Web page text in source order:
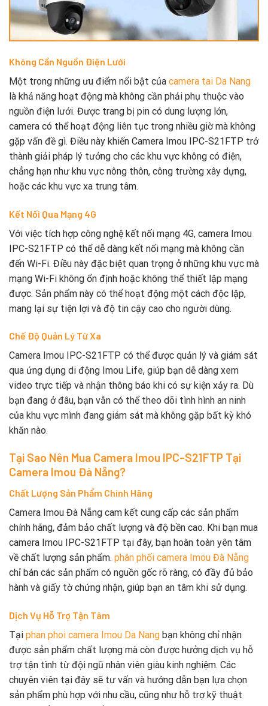
Không Cần Nguồn Điện Lưới
Một trong những ưu điểm nổi bật của camera tai Da Nang
là khả năng hoạt động mà không cần phải phụ thuộc vào
nguồn điện lưới. Được trang bị pin có dung lượng lớn,
camera có thể hoạt động liên tục trong nhiều giờ mà không
gặp vấn đề gì. Điều này khiến Camera Imou IPC-S21FTP trở
thành giải pháp lý tưởng cho các khu vực không có điện,
chẳng hạn như khu vực nông thôn, công trường xây dựng,
hoặc các khu vực xa trung tâm.
Kết Nối Qua Mạng 4G
Với việc tích hợp công nghệ kết nối mạng 4G, camera Imou
IPC-S21FTP có thể dễ dàng kết nối mạng mà không cần
đến Wi-Fi. Điều này đặc biệt quan trọng ở những khu vực mà
mạng Wi-Fi không ổn định hoặc không thể thiết lập mạng
được. Sản phẩm này có thể hoạt động một cách độc lập,
mang lại sự tiện lợi và độ tin cậy cao cho người dùng.
Chế Độ Quản Lý Từ Xa
Camera Imou IPC-S21FTP có thể được quản lý và giám sát
qua ứng dụng di động Imou Life, giúp bạn dễ dàng xem
video trực tiếp và nhận thông báo khi có sự kiện xảy ra. Dù
bạn đang ở đâu, bạn vẫn có thể theo dõi tình hình an ninh
của khu vực mình đang giám sát mà không gặp bất kỳ khó
khăn nào.
Tại Sao Nên Mua Camera Imou IPC-S21FTP Tại
Camera Imou Đà Nẵng?
Chất Lượng Sản Phẩm Chính Hãng
Camera Imou Đà Nẵng cam kết cung cấp các sản phẩm
chính hãng, đảm bảo chất lượng và độ bền cao. Khi bạn mua
camera Imou IPC-S21FTP tại đây, bạn hoàn toàn yên tâm
về chất lượng sản phẩm. phân phối camera Imou Đà Nẵng
chỉ bán các sản phẩm có nguồn gốc rõ ràng, có đầy đủ bảo
hành và giấy tờ chứng nhận, giúp bạn an tâm khi sử dụng.
Dịch Vụ Hỗ Trợ Tận Tâm
Tại phan phoi camera Imou Da Nang bạn không chỉ nhận
được sản phẩm chất lượng mà còn được hưởng dịch vụ hỗ
trợ tận tình từ đội ngũ nhân viên giàu kinh nghiệm. Các
chuyên viên tại đây sẽ tư vấn và hướng dẫn bạn lựa chọn
sản phẩm phù hợp với nhu cầu, cũng như hỗ trợ kỹ thuật